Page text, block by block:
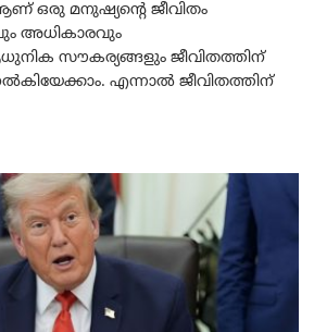
ഒരു മനുഷ്യന്റെ ജീവിതം
അധികാരവും
സൗകര്യങ്ങളും ജീവിതത്തിന്
എന്നാൽ ജീവിതത്തിന്